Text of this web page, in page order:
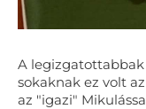
A legizgatottabbak
sokaknak ez volt
az "igazi"